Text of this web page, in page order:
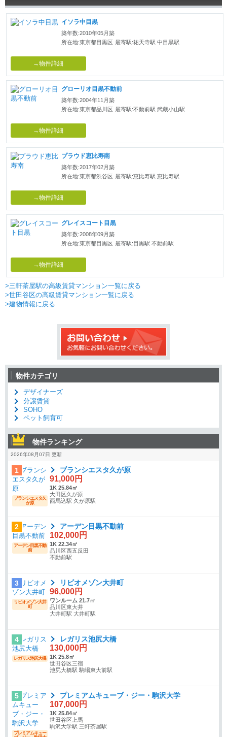
イソラ中目黒
築年数:2010年05月築
所在地:東京都目黒区 最寄駅:祐天寺駅 中目黒駅
→物件詳細
グローリオ目黒不動前
築年数:2004年11月築
所在地:東京都品川区 最寄駅:不動前駅 武蔵小山駅
→物件詳細
プラウド恵比寿南
築年数:2017年02月築
所在地:東京都渋谷区 最寄駅:恵比寿駅 恵比寿駅
→物件詳細
グレイスコート目黒
築年数:2008年09月築
所在地:東京都目黒区 最寄駅:目黒駅 不動前駅
→物件詳細
>三軒茶屋駅の高級賃貸マンション一覧に戻る
>世田谷区の高級賃貸マンション一覧に戻る
>建物情報に戻る
物件カテゴリ
デザイナーズ
分譲賃貸
SOHO
ペット飼育可
物件ランキング
2026年08月07日 更新
1
ブランシエスタ久
が原
ブランシエスタ久が原
91,000円
1K 25.84㎡
大田区久が原
西馬込駅 久が原駅
2
アーデン目黒不動
前
アーデン目黒不動前
102,000円
1K 22.34㎡
品川区西五反田
不動前駅
3
リビオメゾン大井
町
リビオメゾン大井町
96,000円
ワンルーム 21.7㎡
品川区東大井
大井町駅 大井町駅
4
レガリス池尻大橋
レガリス池尻大橋
130,000円
1K 25.8㎡
世田谷区三宿
池尻大橋駅 駒場東大前駅
5
プレミアムキュー
プレミアムキューブ・ジー・駒沢大学
107,000円
1K 25.84㎡
世田谷区上馬
駒沢大学駅 三軒茶屋駅